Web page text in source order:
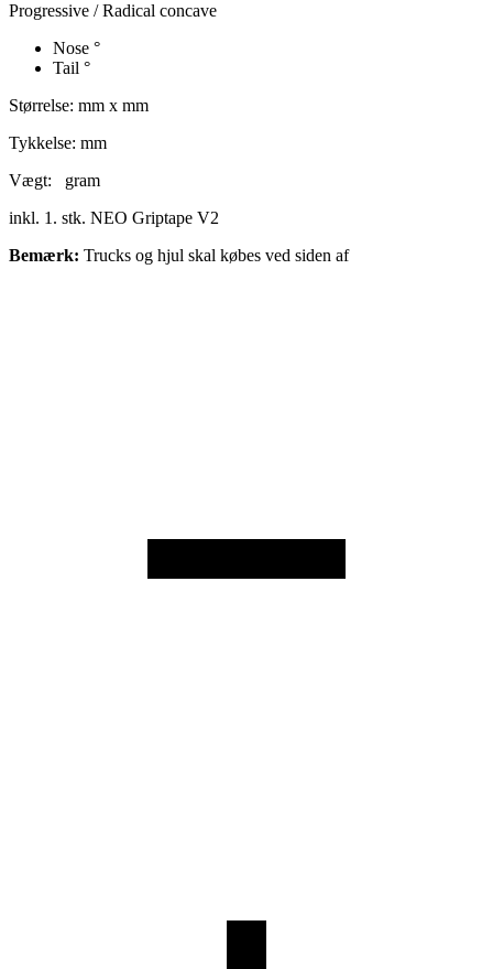
Progressive / Radical concave
Nose °
Tail °
Størrelse: mm x mm
Tykkelse: mm
Vægt: gram
inkl. 1. stk. NEO Griptape V2
Bemærk: Trucks og hjul skal købes ved siden af